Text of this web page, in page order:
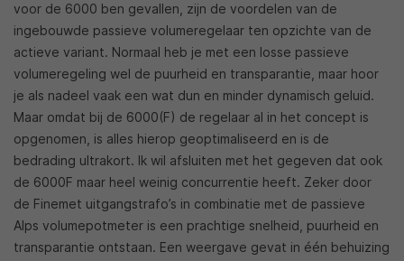
voor de 6000 ben gevallen, zijn de voordelen van de
ingebouwde passieve volumeregelaar ten opzichte van de
actieve variant. Normaal heb je met een losse passieve
volumeregeling wel de puurheid en transparantie, maar hoor
je als nadeel vaak een wat dun en minder dynamisch geluid.
Maar omdat bij de 6000(F) de regelaar al in het concept is
opgenomen, is alles hierop geoptimaliseerd en is de
bedrading ultrakort. Ik wil afsluiten met het gegeven dat ook
de 6000F maar heel weinig concurrentie heeft. Zeker door
de Finemet uitgangstrafo’s in combinatie met de passieve
Alps volumepotmeter is een prachtige snelheid, puurheid en
transparantie ontstaan. Een weergave gevat in één behuizing